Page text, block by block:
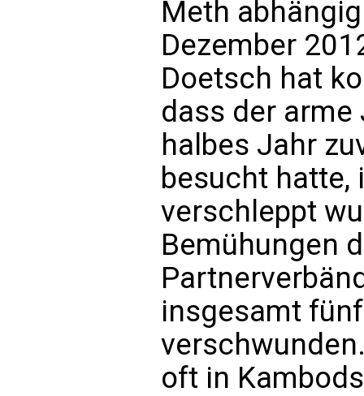
Meth
Dezember
Doetsch hat
dass der arme
halbes Jahr
besucht hatte,
verschleppt
Bemühungen
insgesamt
oft in